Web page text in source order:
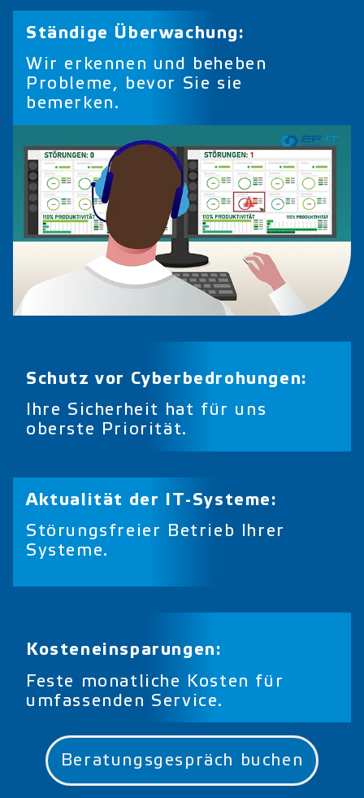
Ständige Überwachung:
Wir erkennen und beheben
Probleme, bevor Sie sie
bemerken.
Schutz vor Cyberbedrohungen:
Ihre Sicherheit hat für uns
oberste Priorität.
Aktualität der IT-Systeme:
Störungsfreier Betrieb Ihrer
Systeme.
Kosteneinsparungen:
Feste monatliche Kosten für
umfassenden Service.
Beratungsgespräch buchen